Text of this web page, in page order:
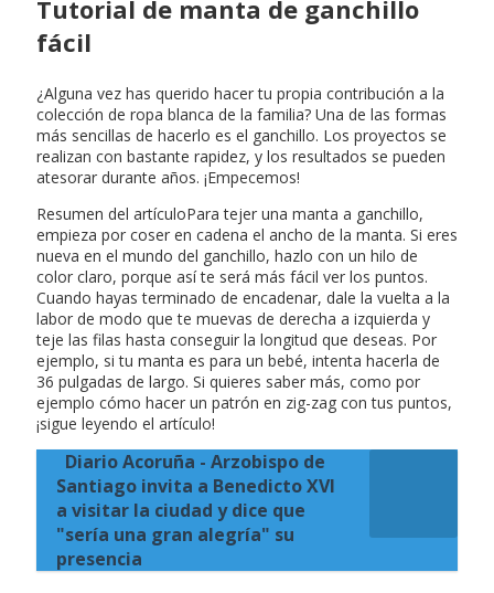
Tutorial de manta de ganchillo
fácil
¿Alguna vez has querido hacer tu propia contribución a la
colección de ropa blanca de la familia? Una de las formas
más sencillas de hacerlo es el ganchillo. Los proyectos se
realizan con bastante rapidez, y los resultados se pueden
atesorar durante años. ¡Empecemos!
Resumen del artículoPara tejer una manta a ganchillo,
empieza por coser en cadena el ancho de la manta. Si eres
nueva en el mundo del ganchillo, hazlo con un hilo de
color claro, porque así te será más fácil ver los puntos.
Cuando hayas terminado de encadenar, dale la vuelta a la
labor de modo que te muevas de derecha a izquierda y
teje las filas hasta conseguir la longitud que deseas. Por
ejemplo, si tu manta es para un bebé, intenta hacerla de
36 pulgadas de largo. Si quieres saber más, como por
ejemplo cómo hacer un patrón en zig-zag con tus puntos,
¡sigue leyendo el artículo!
Diario Acoruña - Arzobispo de
Santiago invita a Benedicto XVI
a visitar la ciudad y dice que
"sería una gran alegría" su
presencia